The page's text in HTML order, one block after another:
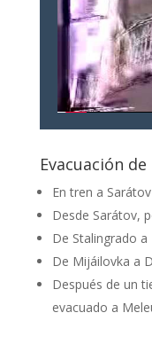
Evacuación
En tren a Sarátov
Desde Sarátov,
De Stalingrado
De Mijáilovka a
Después de un
evacuado a